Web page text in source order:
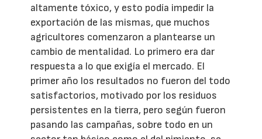
altamente tóxico, y esto podía impedir la
exportación de las mismas, que muchos
agricultores comenzaron a plantearse un
cambio de mentalidad. Lo primero era dar
respuesta a lo que exigía el mercado. El
primer año los resultados no fueron del todo
satisfactorios, motivado por los residuos
persistentes en la tierra, pero según fueron
pasando las campañas, sobre todo en un